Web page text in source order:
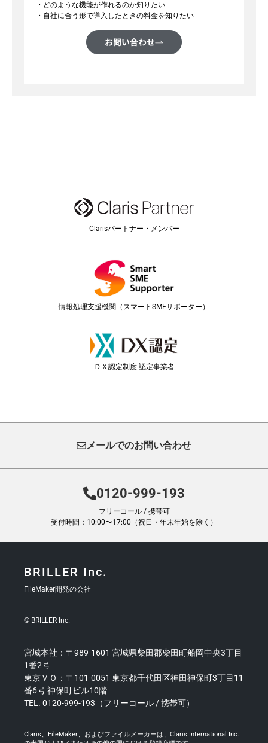
・どのような機能が作れるのか知りたい
・自社に合う形で導入したときの料金を知りたい
お問い合わせ
Clarisパートナー・メンバー
情報処理支援機関（スマートSMEサポーター）
ＤＸ認定制度 認定事業者
メールでのお問い合わせ
0120-999-193
フリーコール / 携帯可
受付時間：10:00〜17:00（祝日・年末年始を除く）
BRILLER Inc.
FileMaker開発の会社
© BRILLER Inc.
宮城本社：〒989-1601 宮城県柴田郡柴田町船岡中央3丁目
1番2号
東京ＶＯ：〒101-0051 東京都千代田区神田神保町3丁目11
番6号 神保町ビル10階
TEL. 0120-999-193（フリーコール / 携帯可）
Claris、FileMaker、およびファイルメーカーは、Claris International Inc.